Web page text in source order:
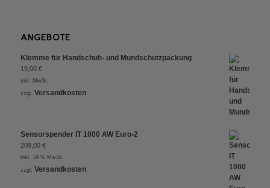
ANGEBOTE
Klemme für Handschuh- und Mundschutzpackung
19,00 €
inkl. MwSt.
zzgl. Versandkosten
Sensorspender IT 1000 AW Euro-2
209,00 €
inkl. 19 % MwSt.
zzgl. Versandkosten